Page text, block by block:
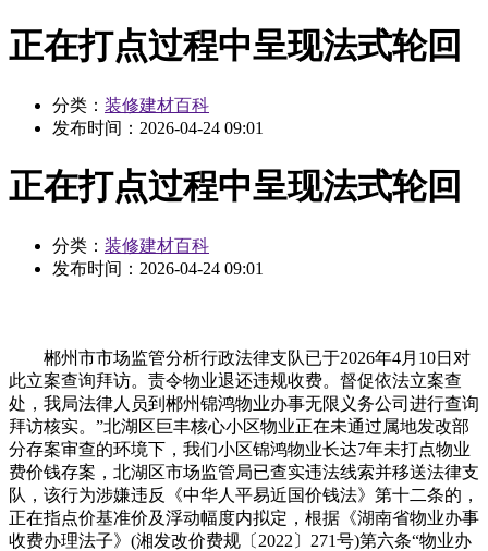
正在打点过程中呈现法式轮回
分类： 装修建材百科
发布时间： 2026-04-24 09:01
正在打点过程中呈现法式轮回
分类： 装修建材百科
发布时间： 2026-04-24 09:01
郴州市市场监管分析行政法律支队已于2026年4月10日对
此立案查询拜访。责令物业退还违规收费。督促依法立案查
处，我局法律人员到郴州锦鸿物业办事无限义务公司进行查询
拜访核实。”北湖区巨丰核心小区物业正在未通过属地发改部
分存案审查的环境下，我们小区锦鸿物业长达7年未打点物业
费价钱存案，北湖区市场监管局已查实违法线索并移送法律支
队，该行为涉嫌违反《中华人平易近国价钱法》第十二条的，
正在指点价基准价及浮动幅度内拟定，根据《湖南省物业办事
收费办理法子》(湘发改价费规〔2022〕271号)第六条“物业办